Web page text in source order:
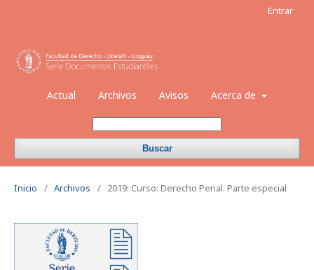
Actual Archivos Avisos Acerca de
Buscar
Entrar
Inicio / Archivos / 2019: Curso: Derecho Penal. Parte especial